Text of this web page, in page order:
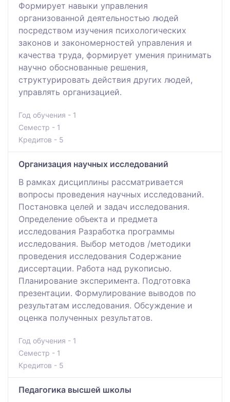
Формирует навыки управления
организованной деятельностью людей
посредством изучения психологических
законов и закономерностей управления и
качества труда, формирует умения принимать
научно обоснованные решения,
структурировать действия других людей,
управлять организацией.
Год обучения - 1
Семестр - 1
Кредитов - 5
Организация научных исследований
В рамках дисциплины рассматривается
вопросы проведения научных исследований.
Постановка целей и задач исследования.
Определение объекта и предмета
исследования Разработка программы
исследования. Выбор методов /методики
проведения исследования Содержание
диссертации. Работа над рукописью.
Планирование эксперимента. Подготовка
презентации. Формулирование выводов по
результатам исследования. Обсуждение и
оценка полученных результатов.
Год обучения - 1
Семестр - 1
Кредитов - 5
Педагогика высшей школы